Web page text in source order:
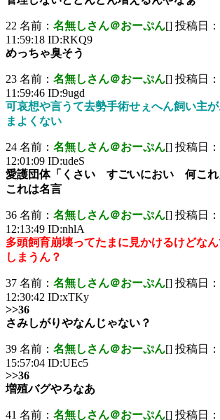
22 名前： 名無しさん＠おーぷん[] 投稿日
11:59:18 ID:RKQ9
めっちゃ臭そう
23 名前： 名無しさん＠おーぷん[] 投稿日
11:59:46 ID:9ugd
可哀想や言うて去勢手術せぇへん飼い主
まよくない
24 名前： 名無しさん＠おーぷん[] 投稿日
12:01:09 ID:udeS
愛護団体「くさい すごいにおい 何これ
これは名言
36 名前： 名無しさん＠おーぷん[] 投稿日
12:13:49 ID:nhlA
多頭飼育崩壊ってたまに見かけるけどな
しまうん？
37 名前： 名無しさん＠おーぷん[] 投稿日
12:30:42 ID:xTKy
>>36
さみしがりやなんじゃない？
39 名前： 名無しさん＠おーぷん[] 投稿日
15:57:04 ID:UEc5
>>36
増殖バグやろなあ
41 名前： 名無しさん＠おーぷん[] 投稿日